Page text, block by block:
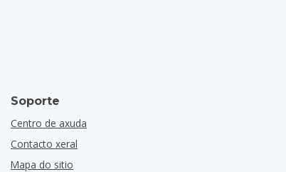
Soporte
Centro de axuda
Contacto xeral
Mapa do sitio